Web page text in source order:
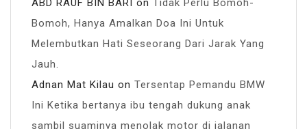
ABD RAUF BIN BARI on Tidak Perlu Bomoh-
Bomoh, Hanya Amalkan Doa Ini Untuk
Melembutkan Hati Seseorang Dari Jarak Yang
Jauh.
Adnan Mat Kilau on Tersentap Pemandu BMW
Ini Ketika bertanya ibu tengah dukung anak
sambil suaminya menolak motor di jalanan